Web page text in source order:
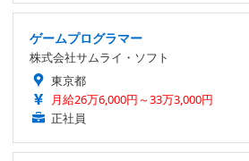
ゲームプログラマー
株式会社サムライ・ソフト
東京都
月給26万6,000円～33万3,000円
正社員